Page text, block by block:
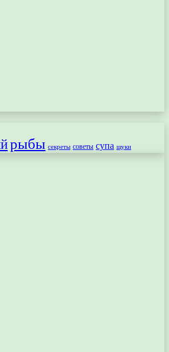
рыбы секреты советы супа щуки